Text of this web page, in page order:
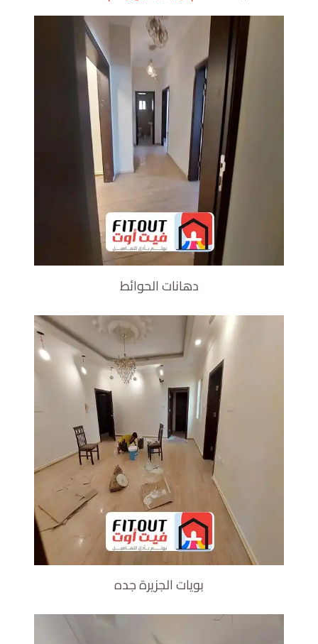
دهانات الحوائط
بويات الجزيرة جده